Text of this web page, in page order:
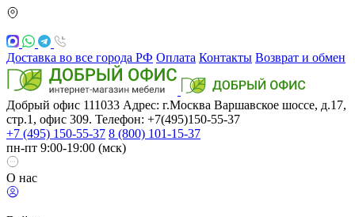
Доставка во все города РФ Оплата Контакты Возврат и обмен
Добрый офис 111033 Адрес: г.Москва Варшавское шоссе, д.17,
стр.1, офис 309. Телефон: +7(495)150-55-37
+7 (495) 150-55-37 8 (800) 101-15-37
пн-пт 9:00-19:00 (мск)
О нас